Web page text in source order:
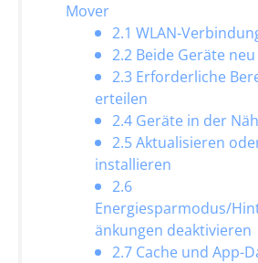
Mover
2.1 WLAN-
2.2 Beide Geräte
2.3 Erforderliche
erteilen
2.4 Geräte in der
2.5 Aktualisieren
installieren
2.6
Energiesparmodus/
änkungen deaktivieren
2.7 Cache und App-